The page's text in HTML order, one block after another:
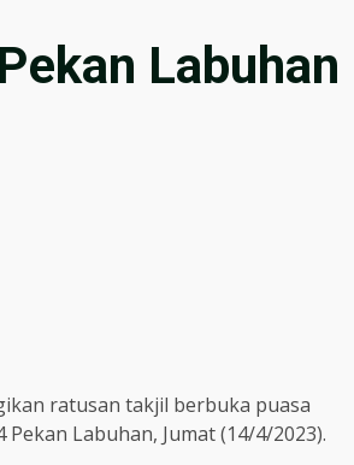
Labuhan
ratusan takjil berbuka puasa
Labuhan, Jumat (14/4/2023).